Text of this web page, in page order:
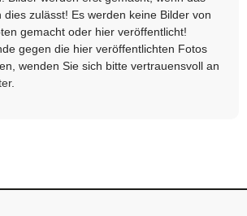
dies zulässt! Es werden keine Bilder von
gemacht oder hier veröffentlicht!
gegen die hier veröffentlichten Fotos
wenden Sie sich bitte vertrauensvoll an
.